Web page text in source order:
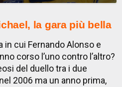
la gara più bella
in cui Fernando Alonso e
corso l’uno contro l’altro?
del duello tra i due
2006 ma un anno prima,